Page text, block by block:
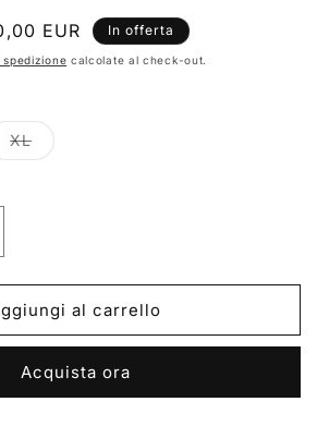
EUR In offerta
spedizione calcolate al check-out.
XLVariante
esaurita
al carrello
Acquista ora